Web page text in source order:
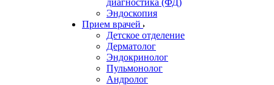
диагностика (ФД)
Эндоскопия
Прием врачей
Детское отделение
Дерматолог
Эндокринолог
Пульмонолог
Андролог